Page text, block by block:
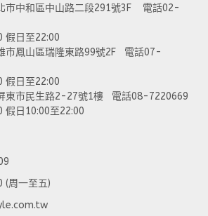
市中和區中山路二段291號3F    電話02-
假日至22:00
市鳳山區瑞隆東路99號2F   電話07-
假日至22:00
東市民生路2-27號1樓   電話08-7220669
假日10:00至22:00
(周一至五)